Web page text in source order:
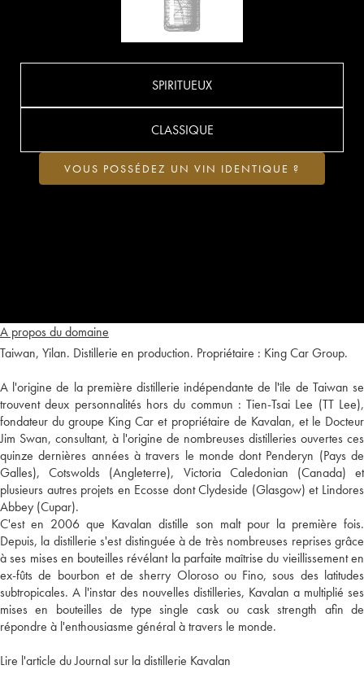
A propos du domaine
Taiwan, Yilan. Distillerie en production. Propriétaire : King Car Group.
A l'origine de la première distillerie indépendante de l'île de Taiwan se
trouvent deux personnalités hors du commun : Tien-Tsai Lee (TT Lee),
fondateur du groupe King Car et propriétaire de Kavalan, et le Docteur
Jim Swan, consultant, à l'origine de nombreuses distilleries ouvertes ces
quinze dernières années à travers le monde dont Penderyn (Pays de
Galles), Cotswolds (Angleterre), Victoria Caledonian (Canada) et
plusieurs autres projets en Ecosse dont Clydeside (Glasgow) et Lindores
Abbey (Cupar).
C'est en 2006 que Kavalan distille son malt pour la première fois.
Depuis, la distillerie s'est distinguée à de très nombreuses reprises grâce
à ses mises en bouteilles révélant la parfaite maîtrise du vieillissement en
ex-fûts de bourbon et de sherry Oloroso ou Fino, sous des latitudes
subtropicales. A l'instar des nouvelles distilleries, Kavalan a multiplié ses
mises en bouteilles de type single cask ou cask strength afin de
répondre à l'enthousiasme général à travers le monde.
Lire l'article du Journal sur la distillerie Kavalan
SPIRITUEUX
CLASSIQUE
VOUS POSSÉDEZ UN VIN IDENTIQUE ?